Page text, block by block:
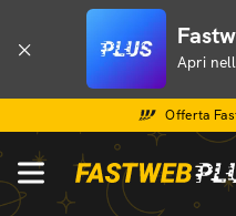
Apri
Offerta